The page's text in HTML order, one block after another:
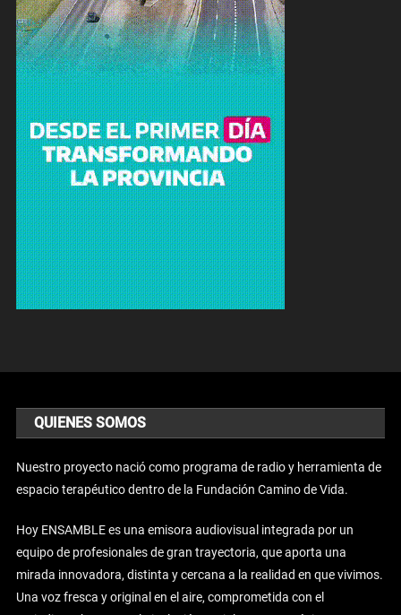
QUIENES SOMOS
Nuestro proyecto nació como programa de radio y herramienta de
espacio terapéutico dentro de la Fundación Camino de Vida.
Hoy ENSAMBLE es una emisora audiovisual integrada por un
equipo de profesionales de gran trayectoria, que aporta una
mirada innovadora, distinta y cercana a la realidad en que vivimos.
Una voz fresca y original en el aire, comprometida con el